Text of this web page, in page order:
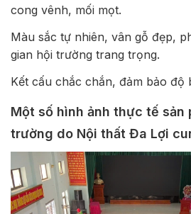
cong vênh, mối mọt.
Màu sắc tự nhiên, vân gỗ đẹp,
gian hội trường trang trọng.
Kết cấu chắc chắn, đảm bảo độ
Một số hình ảnh thực tế sản
trường do Nội thất Đa Lợi